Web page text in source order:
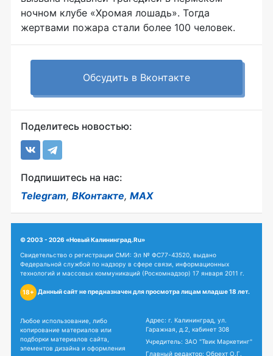
ночном клубе «Хромая лошадь». Тогда
жертвами пожара стали более 100 человек.
Обсудить в Вконтакте
Поделитесь новостью:
Подпишитесь на нас:
Telegram, ВКонтакте, MAX
© 2003 - 2026 «Новый Калининград.Ru»
Свидетельство о регистрации СМИ: Эл № ФС77-43520, выдано
Федеральной службой по надзору в сфере связи, информационных
технологий и массовых коммуникаций (Роскомнадзор) 17 января 2011 г.
18+ Данный сайт не предназначен для просмотра лицам младше 18 лет.
Любое использование, либо
копирование материалов или
подборки материалов сайта,
элементов дизайна и оформления
Адрес: г. Калининград, ул.
Гаражная, д.2, кабинет 308
Учредитель: ЗАО "Твик Маркетинг"
Главный редактор: Обрехт О.Г.